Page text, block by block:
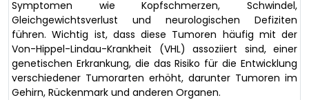
Symptomen wie Kopfschmerzen, Schwindel,
Gleichgewichtsverlust und neurologischen Defiziten
führen. Wichtig ist, dass diese Tumoren häufig mit der
Von-Hippel-Lindau-Krankheit (VHL) assoziiert sind, einer
genetischen Erkrankung, die das Risiko für die Entwicklung
verschiedener Tumorarten erhöht, darunter Tumoren im
Gehirn, Rückenmark und anderen Organen.